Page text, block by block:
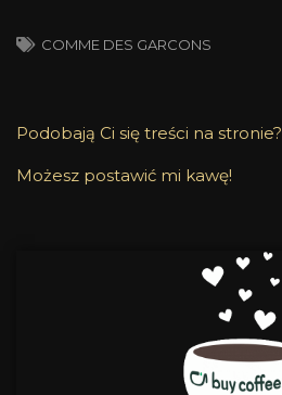
COMME DES GARCONS
Podobają Ci się treści na stronie?
Możesz postawić mi kawę!